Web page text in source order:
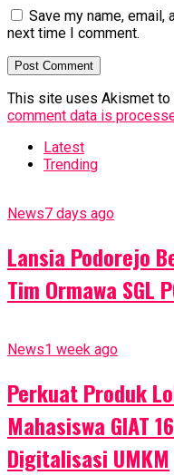
Save my name,
next time I comment.
This site uses Akismet to
comment data is
Latest
Trending
News7 days ago
Lansia Podorejo
Tim Ormawa SGL
News1 week ago
Perkuat Produk
Mahasiswa GIAT
Digitalisasi UMKM